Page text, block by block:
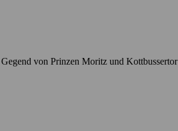
von Prinzen Moritz und Kottbussertor